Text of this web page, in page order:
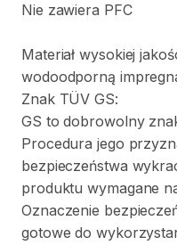
Nie zawiera PFC
Materiał wysokiej
wodoodporną
Znak TÜV GS:
GS to dobrowolny
Procedura jego
bezpieczeństwa
produktu wymagane
Oznaczenie
gotowe do